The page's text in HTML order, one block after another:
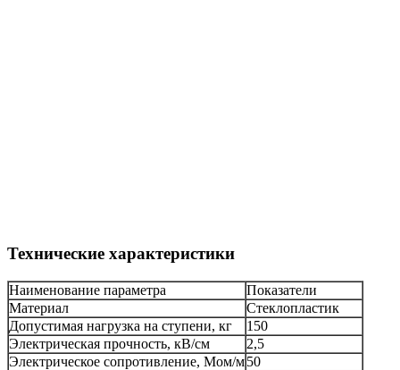
Технические характеристики
Наименование параметра
Показатели
Материал
Стеклопластик
Допустимая нагрузка на ступени, кг
150
Электрическая прочность, кВ/см
2,5
Электрическое сопротивление, Мом/м50